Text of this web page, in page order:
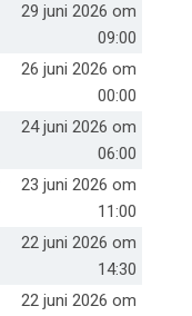
29 juni 2026 om
09:00
26 juni 2026 om
00:00
24 juni 2026 om
06:00
23 juni 2026 om
11:00
22 juni 2026 om
14:30
22 juni 2026 om